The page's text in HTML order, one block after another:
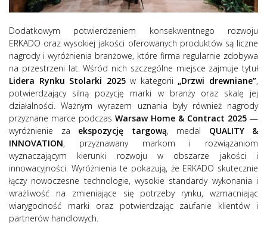
Dodatkowym potwierdzeniem konsekwentnego rozwoju
ERKADO oraz wysokiej jakości oferowanych produktów są liczne
nagrody i wyróżnienia branżowe, które firma regularnie zdobywa
na przestrzeni lat. Wśród nich szczególne miejsce zajmuje tytuł
Lidera Rynku Stolarki 2025w kategorii „Drzwi drewniane”,
potwierdzający silną pozycję marki w branży oraz skalę jej
działalności. Ważnym wyrazem uznania były również nagrody
przyznane marce podczas Warsaw Home & Contract 2025 —
wyróżnienie za ekspozycję targową, medal QUALITY &
INNOVATION, przyznawany markom i rozwiązaniom
wyznaczającym kierunki rozwoju w obszarze jakości i
innowacyjności. Wyróżnienia te pokazują, że ERKADO skutecznie
łączy nowoczesne technologie, wysokie standardy wykonania i
wrażliwość na zmieniające się potrzeby rynku, wzmacniając
wiarygodność marki oraz potwierdzając zaufanie klientów i
partnerów handlowych.